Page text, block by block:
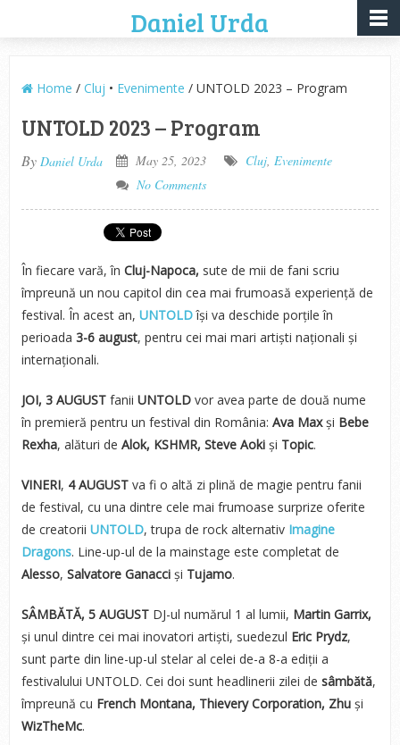
Daniel Urda
Home / Cluj • Evenimente / UNTOLD 2023 – Program
UNTOLD 2023 – Program
By Daniel Urda May 25, 2023 Cluj, Evenimente
No Comments
În fiecare vară, în Cluj-Napoca, sute de mii de fani scriu
împreună un nou capitol din cea mai frumoasă experiență de
festival. În acest an, UNTOLDîși va deschide porțile în
perioada 3-6 august, pentru cei mai mari artiști naționali și
internaționali.
JOI, 3 AUGUSTfanii UNTOLDvor avea parte de două nume
în premieră pentru un festival din România: Ava Maxși Bebe
Rexha, alături de Alok, KSHMR, Steve Aoki și Topic.
VINERI, 4 AUGUST va fi o altă zi plină de magie pentru fanii
de festival, cu una dintre cele mai frumoase surprize oferite
de creatorii UNTOLD, trupa de rock alternativ Imagine
Dragons. Line-up-ul de la mainstage este completat de
Alesso, Salvatore Ganacci și Tujamo.
SÂMBĂTĂ, 5 AUGUSTDJ-ul numărul 1 al lumii, Martin Garrix,
și unul dintre cei mai inovatori artiști, suedezul Eric Prydz,
sunt parte din line-up-ul stelar al celei de-a 8-a ediții a
festivalului UNTOLD. Cei doi sunt headlinerii zilei de sâmbătă,
împreună cu French Montana, Thievery Corporation, Zhuși
WizTheMc.